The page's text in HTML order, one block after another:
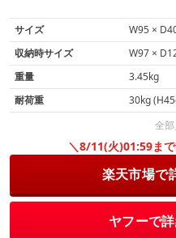
サイズ
W95 ×
収納時サイズ
W97 ×
重量
3.45kg
耐荷重
30kg
全
＼8/11(火)01:59ま
楽天市場で
ヤフーで